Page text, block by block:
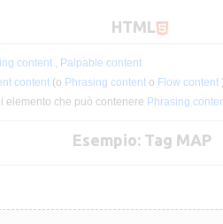
HTML
content , Palpable content
content (o Phrasing content o Flow content )
elemento che può contenere Phrasing
Esempio: Tag MAP